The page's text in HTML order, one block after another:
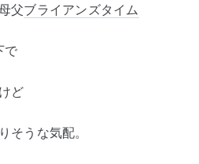
父ブライアンズタイム
で
ど
そうな気配。